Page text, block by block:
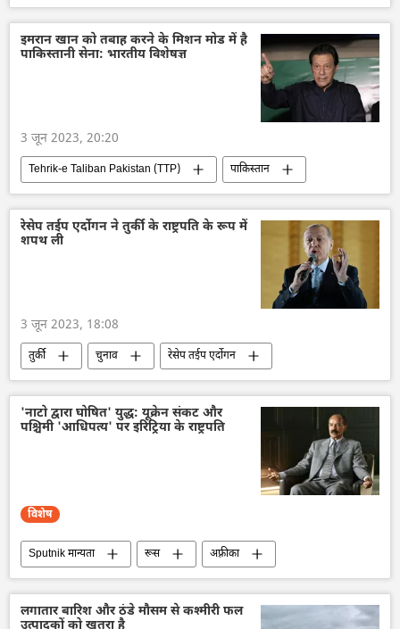
वोलोडिमिर ज़ेलेंस्की
यूक्रेन सशस्त्र बल
अमेरिका
हथियारों की आपूर्ति
इमरान खान को तबाह करने के मिशन मोड में है
पाकिस्तानी सेना: भारतीय विशेषज्ञ
3 जून 2023, 20:20
Tehrik-e Taliban Pakistan (TTP)
पाकिस्तान
इमरान ख़ान
इमरान खान की गिरफ्तारी विश्व
रेसेप तईप एर्दोगन ने तुर्की के राष्ट्रपति के रूप में
शपथ ली
3 जून 2023, 18:08
तुर्की चुनाव
रेसेप तईप एर्दोगन
केमल किलिकडारोग्लू
'नाटो द्वारा घोषित' युद्ध: यूक्रेन संकट और
पश्चिमी 'आधिपत्य' पर इरिट्रिया के राष्ट्रपति
विशेष
Sputnik मान्यता रूस
अफ़्रीका
यूक्रेन
विशेष सैन्य अभियान
अमेरिका
नाटो
बहुध्रुवीय दुनिया
लगातार बारिश और ठंडे मौसम से कश्मीरी फल